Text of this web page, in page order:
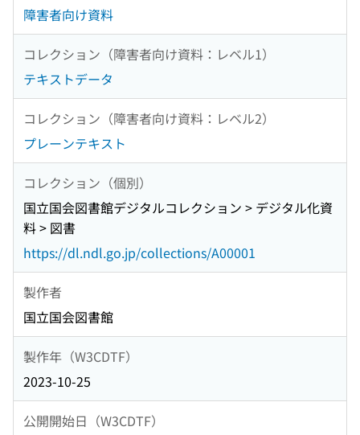
障害者向け資料
コレクション（障害者向け資料：レベル1）
テキストデータ
コレクション（障害者向け資料：レベル2）
プレーンテキスト
コレクション（個別）
国立国会図書館デジタルコレクション > デジタル化資
料 > 図書
https://dl.ndl.go.jp/collections/A00001
製作者
国立国会図書館
製作年（W3CDTF）
2023-10-25
公開開始日（W3CDTF）